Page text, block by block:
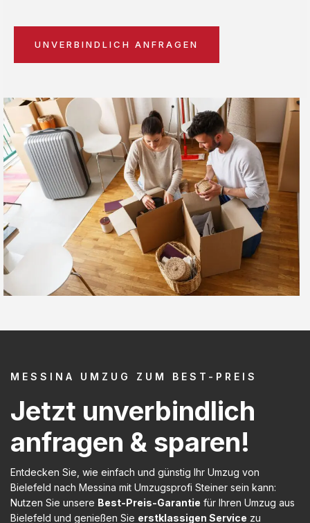
UNVERBINDLICH ANFRAGEN
MESSINA UMZUG ZUM BEST-PREIS
Jetzt unverbindlich
anfragen & sparen!
Entdecken Sie, wie einfach und günstig Ihr Umzug von
Bielefeld nach Messina mit Umzugsprofi Steiner sein kann:
Nutzen Sie unsere Best-Preis-Garantie für Ihren Umzug aus
Bielefeld und genießen Sie erstklassigen Service zu